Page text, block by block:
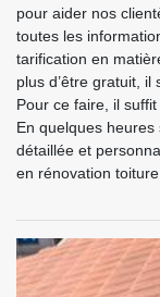
pour aider nos
toutes les
tarification en
plus d’être gratuit,
Pour ce faire, il
En quelques
détaillée et
en rénovation